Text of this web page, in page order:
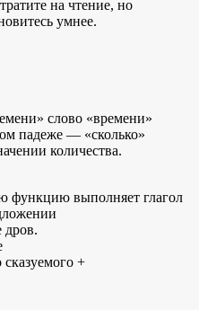
на чтение, но
умнее.
слово «времени»
падеже — «сколько»
количества.
функцию выполняет глагол
дров.
сказуемого +